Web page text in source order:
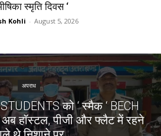
स्मृति दिवस ‘
Kohli - August 5, 2026
अपराध
को ‘ स्मैक ‘ BECH
अब हॉस्टल, पीजी और फ्लैट में रहने